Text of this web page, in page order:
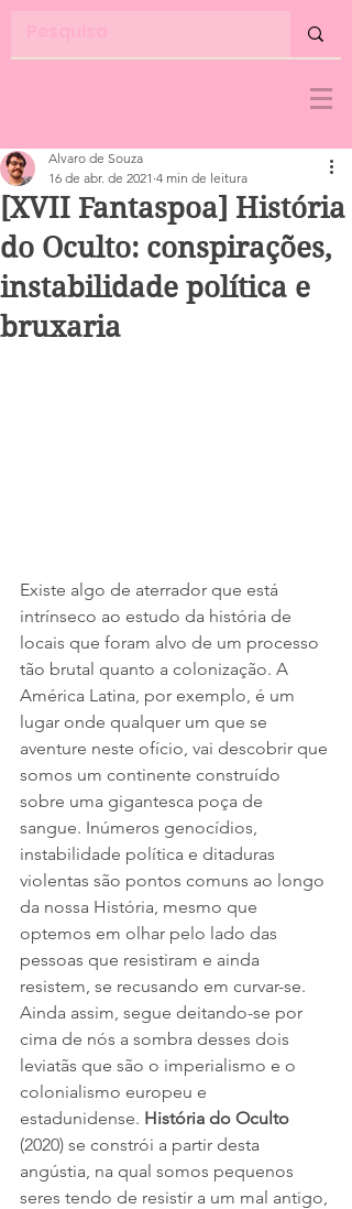
[XVII Fantaspoa] História
do Oculto: conspirações,
instabilidade política e
bruxaria
Alvaro de Souza
16 de abr. de 2021 4 min de leitura
Existe algo de aterrador que está
intrínseco ao estudo da história de
locais que foram alvo de um processo
tão brutal quanto a colonização. A
América Latina, por exemplo, é um
lugar onde qualquer um que se
aventure neste ofício, vai descobrir que
somos um continente construído
sobre uma gigantesca poça de
sangue. Inúmeros genocídios,
instabilidade política e ditaduras
violentas são pontos comuns ao longo
da nossa História, mesmo que
optemos em olhar pelo lado das
pessoas que resistiram e ainda
resistem, se recusando em curvar-se.
Ainda assim, segue deitando-se por
cima de nós a sombra desses dois
leviatãs que são o imperialismo e o
colonialismo europeu e
estadunidense. História do Oculto
(2020) se constrói a partir desta
angústia, na qual somos pequenos
seres tendo de resistir a um mal antigo,